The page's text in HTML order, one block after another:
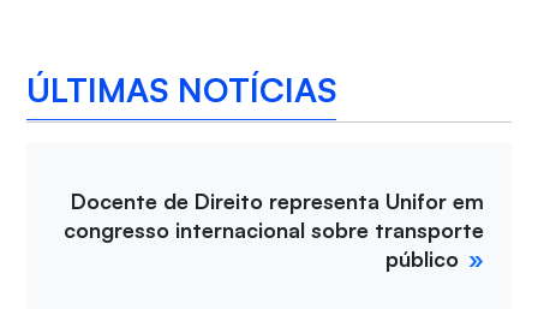
ÚLTIMAS NOTÍCIAS
Docente de Direito representa Unifor em
congresso internacional sobre transporte
público